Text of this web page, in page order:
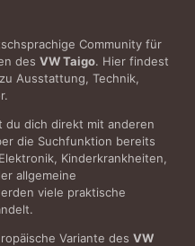
Community für
des VW Taigo. Hier findest
Ausstattung, Technik,
du dich direkt mit anderen
die Suchfunktion bereits
Kinderkrankheiten,
allgemeine
viele praktische
Variante des VW